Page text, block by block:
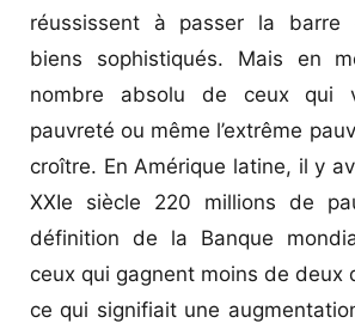
réussissent à passer la barre
biens sophistiqués. Mais en
nombre absolu de ceux qui
pauvreté ou même l’extrême
croître. En Amérique latine, il y
XXIe siècle 220 millions de
définition de la Banque
ceux qui gagnent moins de deux
ce qui signifiait une